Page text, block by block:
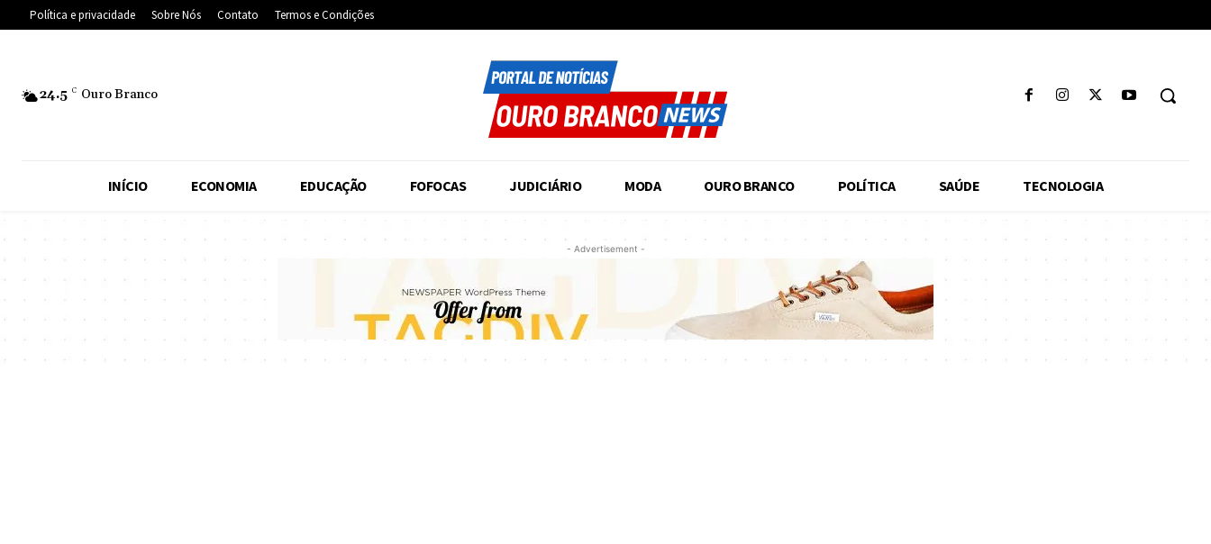
Política e privacidade Sobre Nós Contato Termos e Condições
24.5 C Ouro Branco
INÍCIO ECONOMIA EDUCAÇÃO FOFOCAS JUDICIÁRIO MODA OURO BRANCO POLÍTICA SAÚDE TECNOLOGIA
- Advertisement -